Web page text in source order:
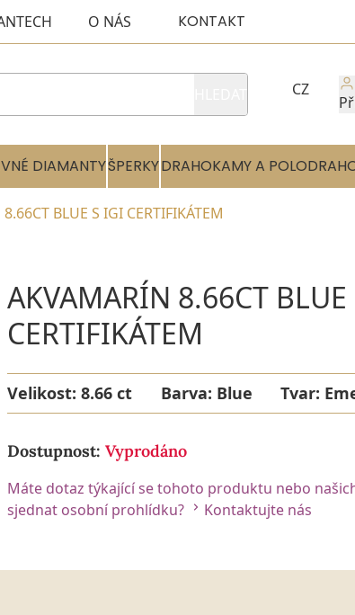
O NÁS KONTAKT
CZ
DIAMANTYŠPERKYDRAHOKAMY A
BLUE S IGI CERTIFIKÁTEM
AKVAMARÍN 8.66CT
CERTIFIKÁTEM
Velikost: 8.66 ct Barva: Blue Tvar:
Dostupnost: Vyprodáno
Máte dotaz týkající se tohoto produktu nebo
sjednat osobní prohlídku?
Kontaktujte nás